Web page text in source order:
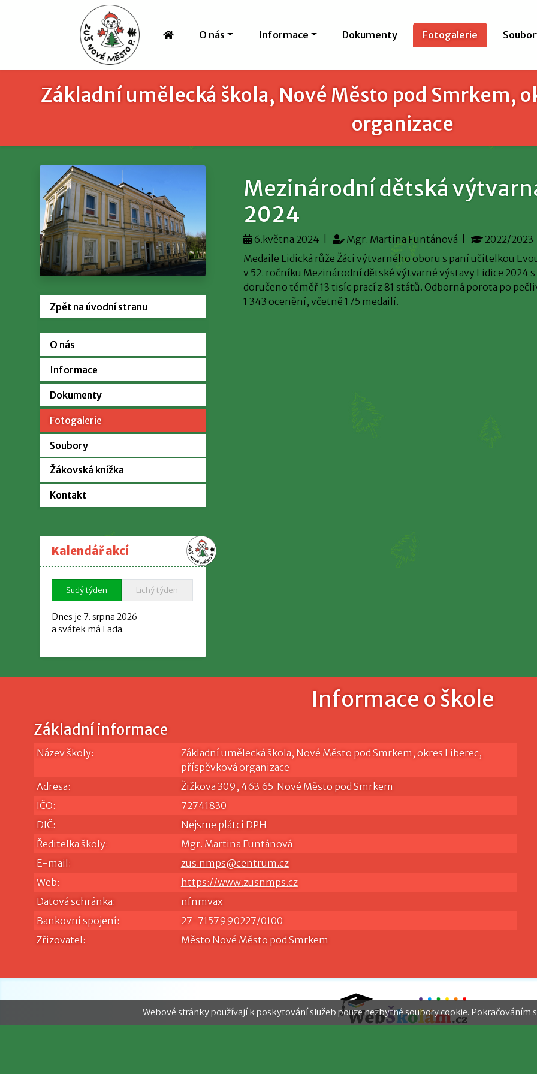
O nás Informace Dokumenty Fotogalerie
Základní umělecká škola, Nové Město pod Smrkem,
organizace
Zpět na úvodní stranu
O nás
Informace
Dokumenty
Fotogalerie
Soubory
Žákovská knížka
Kontakt
Kalendář akcí
Sudý týden Lichý týden
Dnes je 7. srpna 2026
a svátek má Lada.
Mezinárodní dětská
2024
6.května 2024 | Mgr. Martina Funtánová |
2022/
Medaile Lidická růže Žáci výtvarného oboru s paní učitelkou
v 52. ročníku Mezinárodní dětské výtvarné výstavy Lidice 2024
doručeno téměř 13 tisíc prací z 81 států. Odborná porota po
1 343 ocenění, včetně 175 medailí.
Informace o škole
Základní informace
Název školy:
Základní umělecká škola, Nové Město pod Smrkem, okres Liberec,
příspěvková organizace
Adresa:
Žižkova 309, 463 65 Nové Město pod Smrkem
IČO:
72741830
DIČ:
Nejsme plátci DPH
Ředitelka školy:
Mgr. Martina Funtánová
E-mail:
zus.nmps@centrum.cz
Web:
https://www.zusnmps.cz
Datová schránka:
nfnmvax
Bankovní spojení:
27-7157990227/0100
Zřizovatel:
Město Nové Město pod Smrkem
Webové stránky používají k poskytování služeb pouze nezbytné soubory cookie. Pokračováním